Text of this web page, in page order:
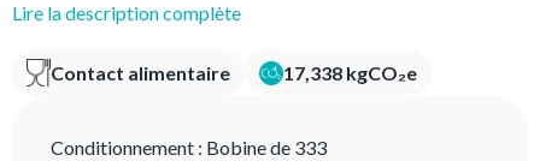
Lire la description complète
Contact alimentaire 17,338 kgCO₂e
Conditionnement : Bobine de 333